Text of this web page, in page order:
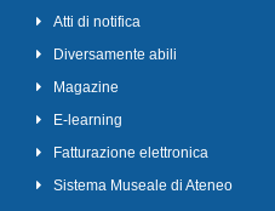
Atti di notifica
Diversamente abili
Magazine
E-learning
Fatturazione elettronica
Sistema Museale di Ateneo